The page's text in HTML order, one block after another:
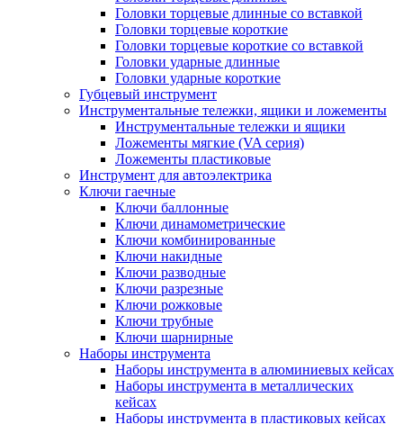
Головки торцевые длинные со вставкой
Головки торцевые короткие
Головки торцевые короткие со вставкой
Головки ударные длинные
Головки ударные короткие
Губцевый инструмент
Инструментальные тележки, ящики и ложементы
Инструментальные тележки и ящики
Ложементы мягкие (VA серия)
Ложементы пластиковые
Инструмент для автоэлектрика
Ключи гаечные
Ключи баллонные
Ключи динамометрические
Ключи комбинированные
Ключи накидные
Ключи разводные
Ключи разрезные
Ключи рожковые
Ключи трубные
Ключи шарнирные
Наборы инструмента
Наборы инструмента в алюминиевых кейсах
Наборы инструмента в металлических
кейсах
Наборы инструмента в пластиковых кейсах